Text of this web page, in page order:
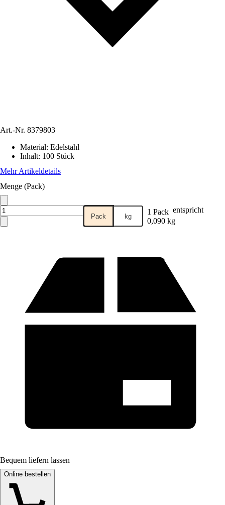
Art.-Nr. 8379803
Material: Edelstahl
Inhalt: 100 Stück
Mehr Artikeldetails
Menge (Pack)
Pack kg 1 Pack entspricht
0,090 kg
Bequem liefern lassen
Online bestellen